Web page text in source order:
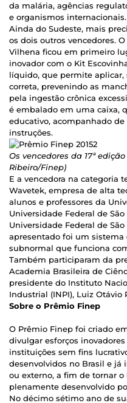
da malária, agências
e organismos internacionais.
Ainda do Sudeste, mais
os dois outros vencedores.
Vilhena ficou em primeiro
inovador com o Kit
líquido, que permite aplicar,
correta, prevenindo as
pela ingestão crônica
é embalado em uma caixa,
educativo, acompanhado
instruções.
Os vencedores da 17ª
Ribeiro/Finep)
E a vencedora na categoria
Wavetek, empresa de alta
alunos e professores da
Universidade Federal de São
Universidade Federal de
apresentado foi um sistema
subnormal que funciona
Também participaram da
Academia Brasileira de
presidente do Instituto
Industrial (INPI), Luiz Otávio
Sobre o Prêmio Finep
O Prêmio Finep foi criado
divulgar esforços
instituições sem fins
desenvolvidos no Brasil e
ou externo, a fim de tornar
plenamente desenvolvido
No décimo sétimo ano de